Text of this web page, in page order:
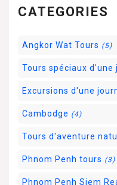
CATEGORIES
Angkor Wat Tours (5)
Tours spéciaux d'une
Excursions d'une
Cambodge (4)
Tours d'aventure
Phnom Penh tours (3)
Phnom Penh Siem